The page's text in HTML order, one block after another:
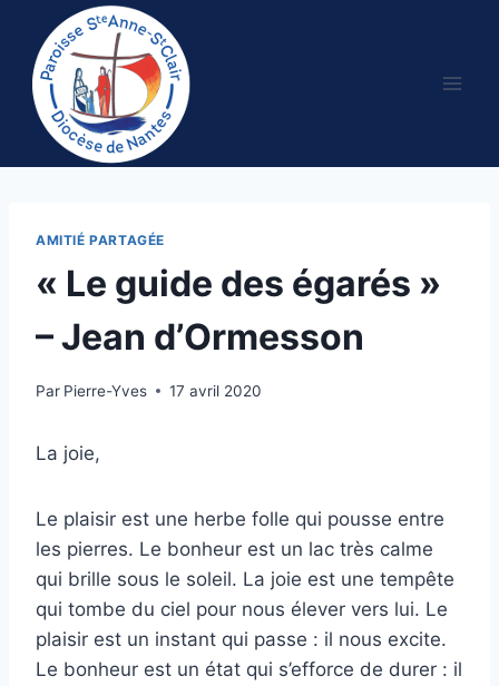
contenu
AMITIÉ PARTAGÉE
« Le guide des égarés »
– Jean d’Ormesson
Par Pierre-Yves 17 avril 2020
La joie,
Le plaisir est une herbe folle qui pousse entre
les pierres. Le bonheur est un lac très calme
qui brille sous le soleil. La joie est une tempête
qui tombe du ciel pour nous élever vers lui. Le
plaisir est un instant qui passe : il nous excite.
Le bonheur est un état qui s’efforce de durer : il